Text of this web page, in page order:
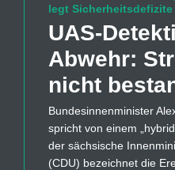
legt
UAS-
Abwehr:
nicht
Bundesinnenminister
spricht von einem
der sächsische
(CDU) bezeichnet die